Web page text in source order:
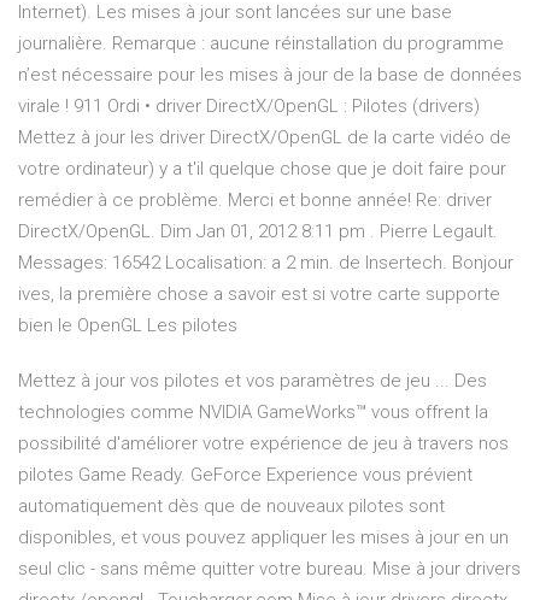
Internet). Les mises à jour sont lancées sur une base
journalière. Remarque : aucune réinstallation du programme
n’est nécessaire pour les mises à jour de la base de données
virale ! 911 Ordi • driver DirectX/OpenGL : Pilotes (drivers)
Mettez à jour les driver DirectX/OpenGL de la carte vidéo de
votre ordinateur) y a t'il quelque chose que je doit faire pour
remédier à ce problème. Merci et bonne année! Re: driver
DirectX/OpenGL. Dim Jan 01, 2012 8:11 pm . Pierre Legault.
Messages: 16542 Localisation: a 2 min. de Insertech. Bonjour
ives, la première chose a savoir est si votre carte supporte
bien le OpenGL Les pilotes
Mettez à jour vos pilotes et vos paramètres de jeu ... Des
technologies comme NVIDIA GameWorks™ vous offrent la
possibilité d'améliorer votre expérience de jeu à travers nos
pilotes Game Ready. GeForce Experience vous prévient
automatiquement dès que de nouveaux pilotes sont
disponibles, et vous pouvez appliquer les mises à jour en un
seul clic - sans même quitter votre bureau. Mise à jour drivers